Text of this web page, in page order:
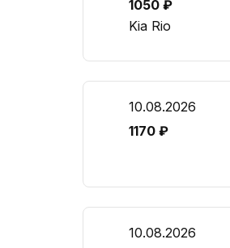
1050 ₽
Kia Rio
10.08.2026
1170 ₽
10.08.2026